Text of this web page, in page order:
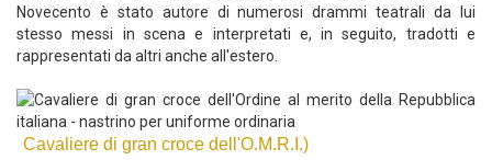
Novecento è stato autore di numerosi drammi teatrali da lui
stesso messi in scena e interpretati e, in seguito, tradotti e
rappresentati da altri anche all'estero.
Cavaliere di gran croce dell'O.M.R.I.)